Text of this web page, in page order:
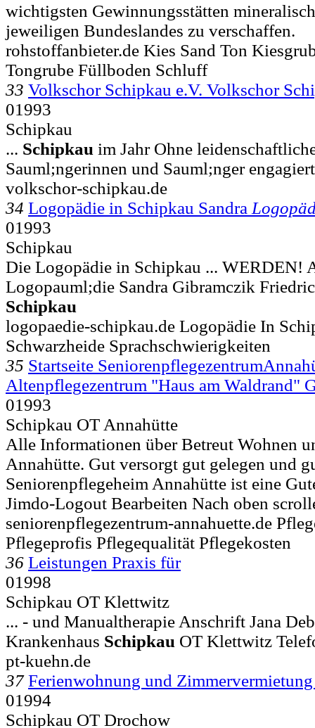
wichtigsten Gewinnungsstätten
jeweiligen Bundeslandes zu verschaffen.
rohstoffanbieter.de Kies Sand Ton
Tongrube Füllboden Schluff
33 Volkschor Schipkau e.V. Volkschor
01993
Schipkau
... Schipkau im Jahr Ohne
Sauml;ngerinnen und Sauml;nger
volkschor-schipkau.de
34 Logopädie in Schipkau Sandra
01993
Schipkau
Die Logopädie in Schipkau ... WERDEN!
Logopauml;die Sandra Gibramczik
Schipkau
logopaedie-schipkau.de Logopädie In
Schwarzheide Sprachschwierigkeiten
35 Startseite
Altenpflegezentrum "Haus am Waldrand"
01993
Schipkau OT Annahütte
Alle Informationen über Betreut Wohnen
Annahütte. Gut versorgt gut gelegen und
Seniorenpflegeheim Annahütte ist eine
Jimdo-Logout Bearbeiten Nach oben
seniorenpflegezentrum-annahuette.de
Pflegeprofis Pflegequalität Pflegekosten
36 Leistungen Praxis für
01998
Schipkau OT Klettwitz
... - und Manualtherapie Anschrift Jana
Krankenhaus Schipkau OT Klettwitz
pt-kuehn.de
37 Ferienwohnung und
01994
Schipkau OT Drochow